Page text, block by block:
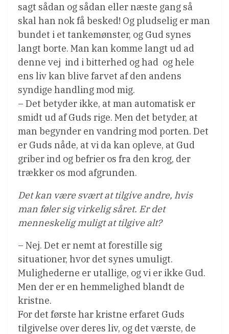
sagt sådan og sådan eller næste gang så
skal han nok få besked! Og pludselig er man
bundet i et tankemønster, og Gud synes
langt borte. Man kan komme langt ud ad
denne vej  ind i bitterhed og had  og hele
ens liv kan blive farvet af den andens
syndige handling mod mig.
– Det betyder ikke, at man automatisk er
smidt ud af Guds rige. Men det betyder, at
man begynder en vandring mod porten. Det
er Guds nåde, at vi da kan opleve, at Gud
griber ind og befrier os fra den krog, der
trækker os mod afgrunden.
Det kan være svært at tilgive andre, hvis
man føler sig virkelig såret. Er det
menneskelig muligt at tilgive alt?
– Nej. Det er nemt at forestille sig
situationer, hvor det synes umuligt.
Mulighederne er utallige, og vi er ikke Gud.
Men der er en hemmelighed blandt de
kristne.
For det første har kristne erfaret Guds
tilgivelse over deres liv, og det værste, de